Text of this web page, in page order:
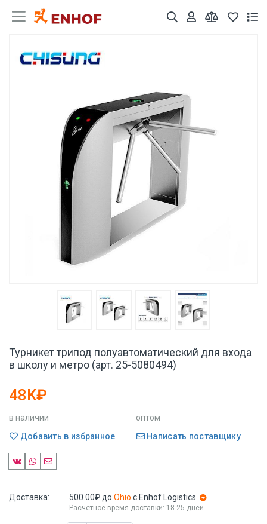
Турникет трипод полуавтоматический для входа
в школу и метро (арт. 25-5080494)
48K₽
в наличии
оптом
Добавить в избранное
Написать поставщику
Доставка: 500.00₽ до Ohio с Enhof Logistics
Расчетное время доставки: 18-25 дней